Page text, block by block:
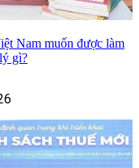
Nam muốn được làm
gì?